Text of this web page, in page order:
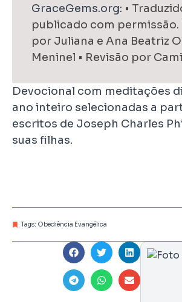
GraceGems.org: •
publicado com permissão.
por Juliana e Ana Beatriz
Meninel • Revisão por
Devocional com meditações
ano inteiro selecionadas a
escritos de Joseph Charles
suas filhas.
Tags: Obediência Evangélica